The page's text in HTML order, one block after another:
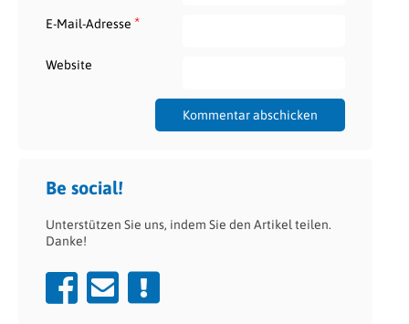
E-Mail-Adresse *
Website
Be social!
Unterstützen Sie uns, indem Sie den Artikel teilen.
Danke!